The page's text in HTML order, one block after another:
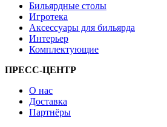
Бильярдные столы
Игротека
Аксессуары для бильярда
Интерьер
Комплектующие
ПРЕСС-ЦЕНТР
О нас
Доставка
Партнёры